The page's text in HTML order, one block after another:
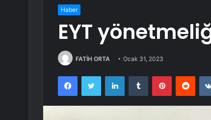
Haber
EYT
FATİH ORTA Ocak 31, 2023
FacebookTwitter LinkedInTumblr Pinterest